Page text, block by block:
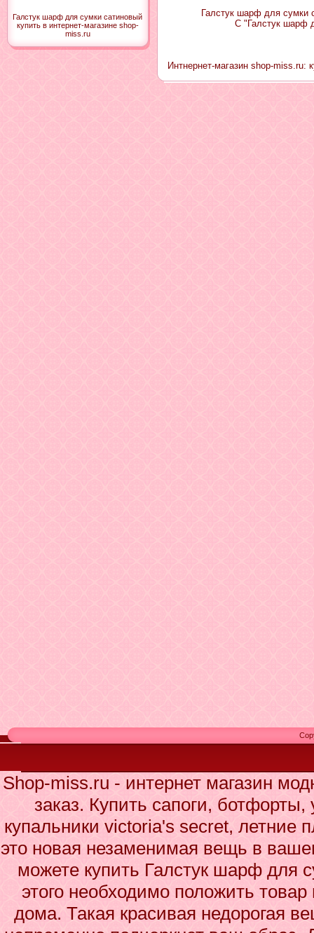
Галстук шарф для сумки сатиновый
купить в интернет-магазине shop-
miss.ru
Галстук шарф для сумки
С "Галстук шарф
Интнернет-магазин shop-miss.ru:
Shop-miss.ru - интернет магазин
заказ. Купить сапоги,
купальники victoria's secret, летние
это новая незаменимая вещь в
можете купить Галстук шарф для
этого необходимо положить
дома. Такая красивая недорогая